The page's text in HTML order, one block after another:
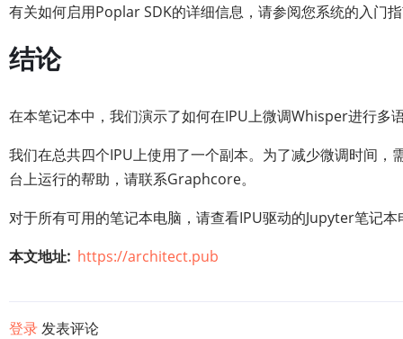
有关如何启用Poplar SDK的详细信息，请参阅您系统的入门
结论
在本笔记本中，我们演示了如何在IPU上微调Whisper进行多
我们在总共四个IPU上使用了一个副本。为了减少微调时间
台上运行的帮助，请联系Graphcore。
对于所有可用的笔记本电脑，请查看IPU驱动的Jupyter笔记
本文地址 https://architect.pub
登录发表评论